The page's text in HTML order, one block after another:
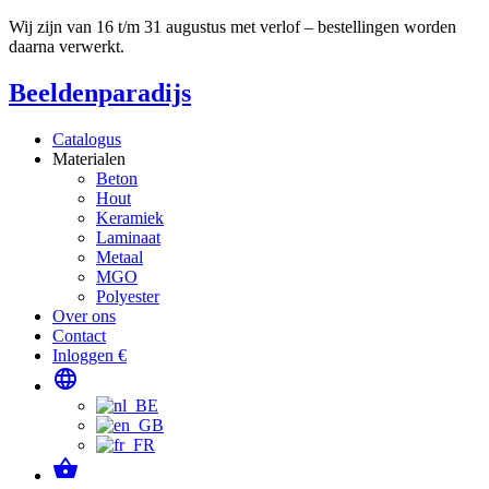
Wij zijn van 16 t/m 31 augustus met verlof – bestellingen worden
daarna verwerkt.
Beeldenparadijs
Catalogus
Materialen
Beton
Hout
Keramiek
Laminaat
Metaal
MGO
Polyester
Over ons
Contact
Inloggen €
language
shopping_basket